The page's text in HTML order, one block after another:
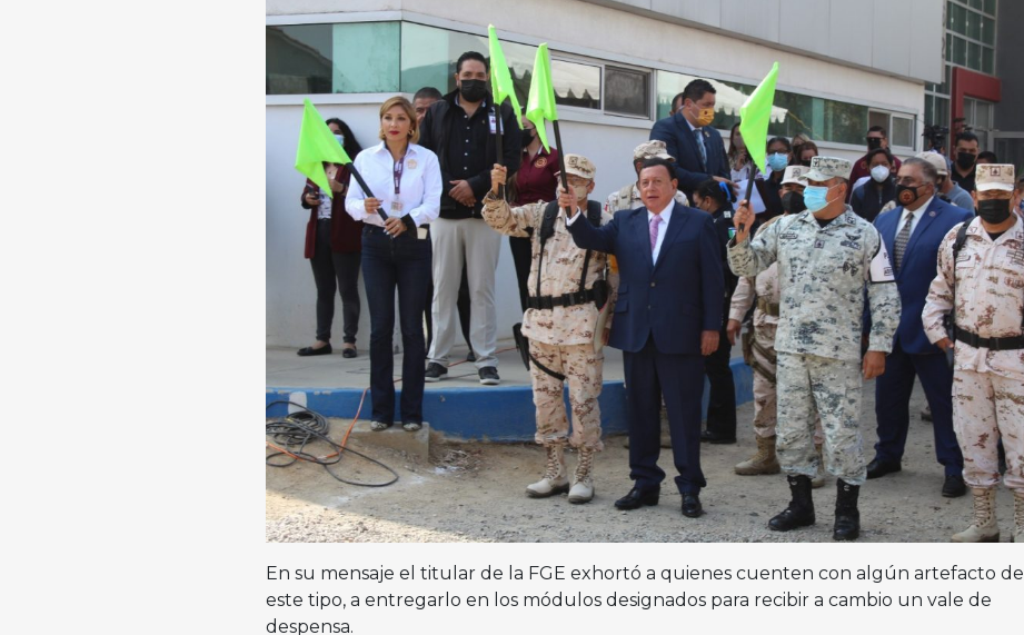
En su mensaje el titular de la FGE exhortó a quienes cuenten con algún artefacto de
este tipo, a entregarlo en los módulos designados para recibir a cambio un vale de
despensa.